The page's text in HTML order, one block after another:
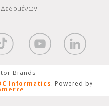
Brands
Informatics. Powered by
.